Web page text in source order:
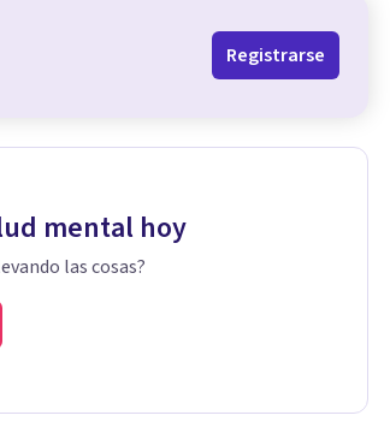
Registrarse
mental hoy
las cosas?